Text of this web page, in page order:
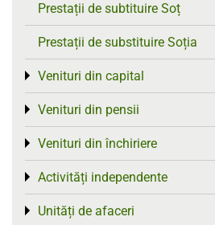
Prestații de subtituire Soț
Prestații de substituire Soția
Venituri din capital
Toggle menu
Venituri din pensii
Toggle menu
Venituri din închiriere
Toggle menu
Activități independente
Toggle menu
Unități de afaceri
Toggle menu